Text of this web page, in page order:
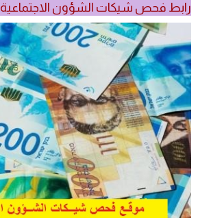
رابط فحص شيكات الشؤون الاجتماعية